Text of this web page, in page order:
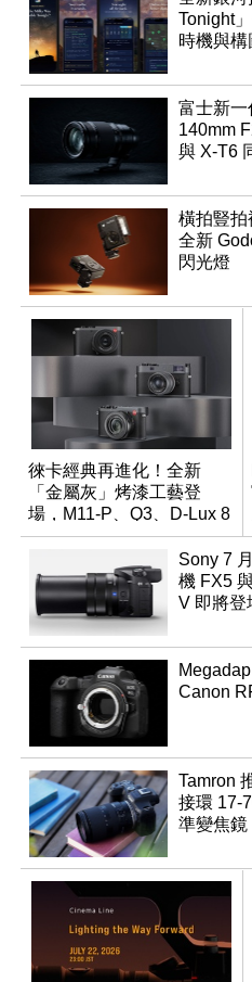
Tonight
時機與構
富士新
140mm
與 X-T6
橫拍豎拍
全新
閃光燈
徠卡經典再進化！全新
「金屬灰」烤漆工藝登
場，M11-P、Q3、D-Lux 8
領銜換裝
Sony 7
機 FX5
V 即將登
Canon
Tamron
接環 17-
準變焦鏡